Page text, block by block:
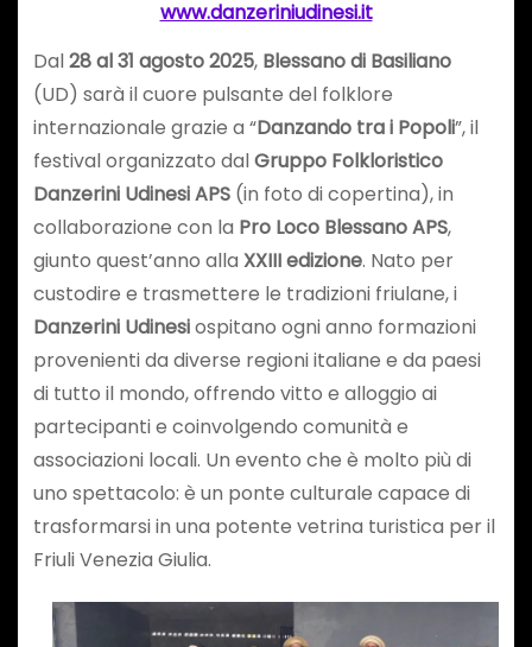
www.danzeriniudinesi.it
Dal28 al 31 agosto 2025, Blessano di Basiliano
(UD) sarà il cuore pulsante del folklore
internazionale grazie a “Danzando tra i Popoli”, il
festival organizzato dalGruppo Folkloristico
Danzerini Udinesi APS(in foto di copertina), in
collaborazione con la Pro Loco Blessano APS,
giunto quest’anno alla XXIII edizione. Nato per
custodire e trasmettere le tradizioni friulane, i
Danzerini Udinesiospitano ogni anno formazioni
provenienti da diverse regioni italiane e da paesi
di tutto il mondo, offrendo vitto e alloggio ai
partecipanti e coinvolgendo comunità e
associazioni locali. Un evento che è molto più di
uno spettacolo: è un ponte culturale capace di
trasformarsi in una potente vetrina turistica per il
Friuli Venezia Giulia.